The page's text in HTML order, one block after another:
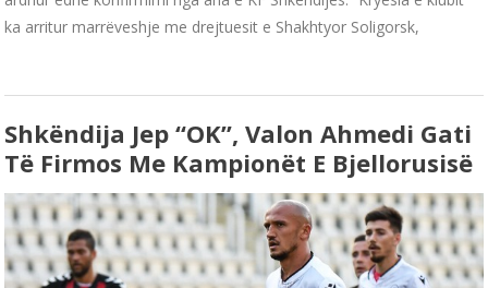
ka arritur marrëveshje me drejtuesit e Shakhtyor Soligorsk,
Shkëndija Jep “OK”, Valon Ahmedi Gati
Të Firmos Me Kampionët E Bjellorusisë